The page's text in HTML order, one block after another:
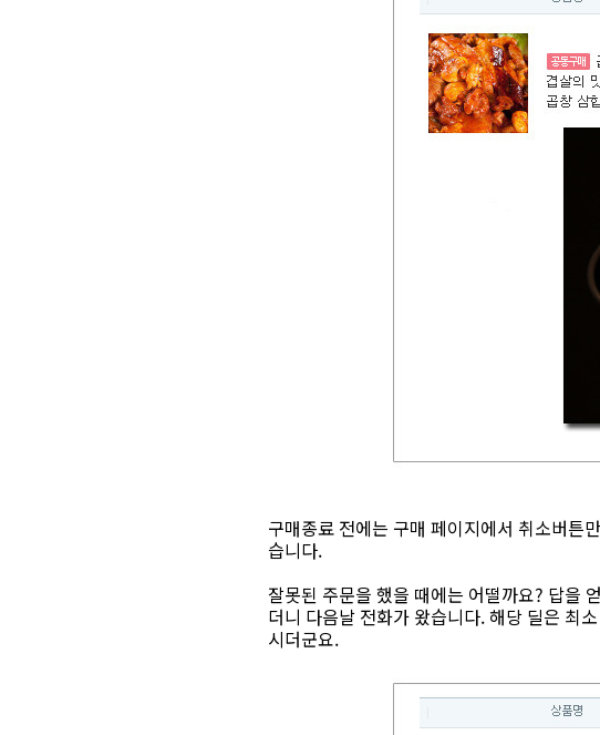
구매종료 전에는 구매 페이지에서 취소버튼
습니다.
잘못된 주문을 했을 때에는 어떨까요? 답을
더니 다음날 전화가 왔습니다. 해당 딜은 최
시더군요.